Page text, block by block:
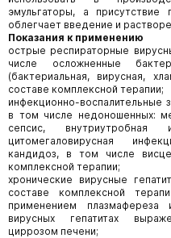
эмульгаторы, а присутствие
облегчает введение и
Показания к применению
острые респираторные
числе осложненные
(бактериальная, вирусная,
составе комплексной терапии;
инфекционно-воспалительные
в том числе недоношенных:
сепсис, внутриутробная
цитомегаловирусная
кандидоз, в том числе
комплексной терапии;
хронические вирусные
составе комплексной
применением
вирусных гепатитах
циррозом печени;